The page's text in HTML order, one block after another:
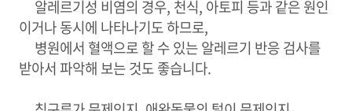
알레르기성 비염의 경우, 천식, 아토피 등과 같은 원인
이거나 동시에 나타나기도 하므로,
병원에서 혈액으로 할 수 있는 알레르기 반응 검사를
받아서 파악해 보는 것도 좋습니다.